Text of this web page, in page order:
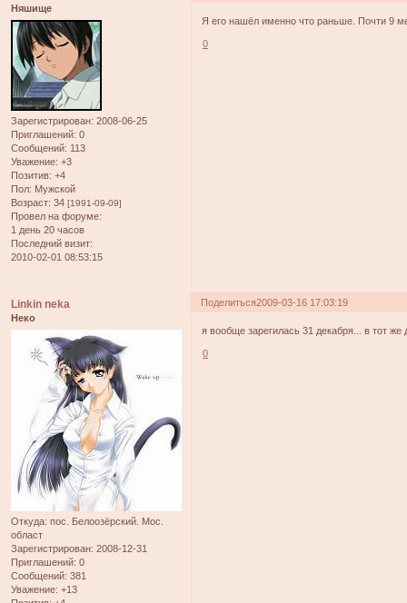
Няшище
Зарегистрирован: 2008-06-25
Приглашений: 0
Сообщений: 113
Уважение: +3
Позитив: +4
Пол: Мужской
Возраст: 34 [1991-09-09]
Провел на форуме:
1 день 20 часов
Последний визит:
2010-02-01 08:53:15
Я его нашёл именно что раньше. Почти 9
0
Поделиться2009-03-16 17:03:19
Linkin neka
Неко
Откуда: пос. Белоозёрский. Мос.
област
Зарегистрирован: 2008-12-31
Приглашений: 0
Сообщений: 381
Уважение: +13
я вообще зарегилась 31 декабря... в тот
0